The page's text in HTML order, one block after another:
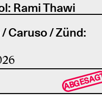
Rami Thawi
Caruso / Zünd: